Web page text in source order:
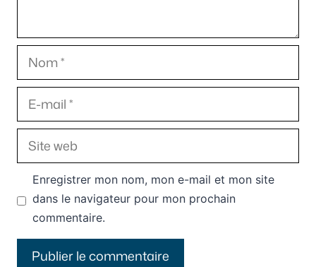
Nom
E-
mail
Site
web
Enregistrer mon nom, mon e-mail et mon site
dans le navigateur pour mon prochain
commentaire.